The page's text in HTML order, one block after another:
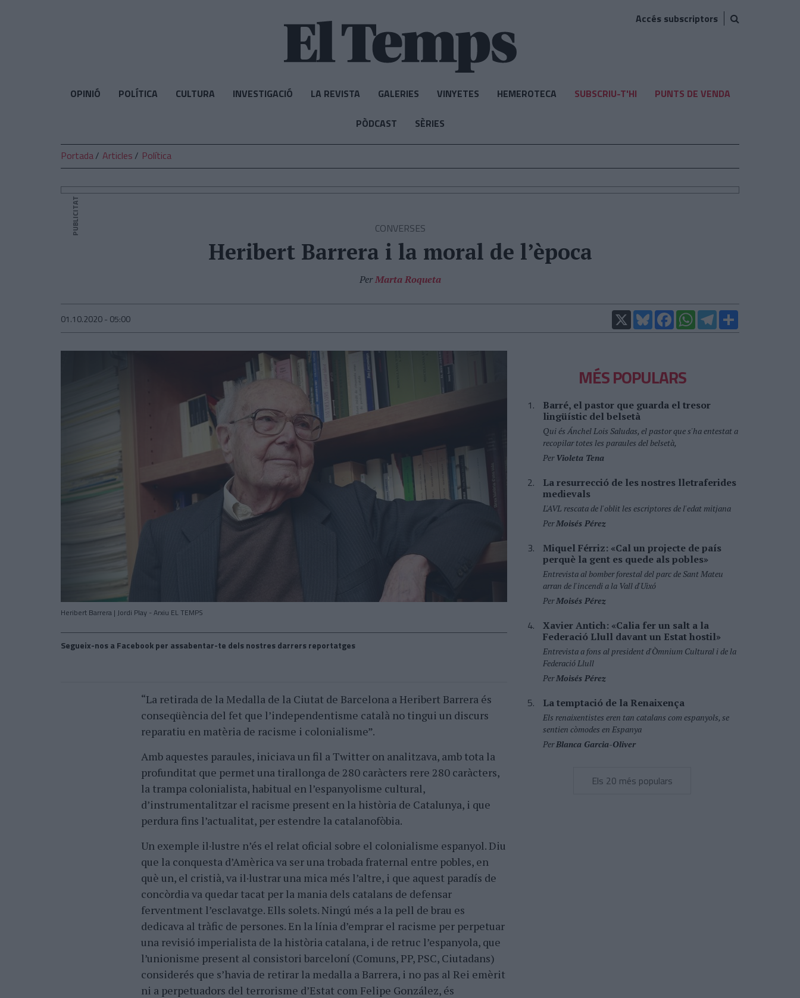
Accés subscriptors
OPINIÓ POLÍTICA CULTURA INVESTIGACIÓ LA REVISTA GALERIES VINYETES HEMEROTECA SUBSCRIU-T'HI PUNTS DE VENDA
PÒDCAST SÈRIES
Portada Articles Política
PUBLICITAT CONVERSES
Heribert Barrera i la moral de l’època
PerMarta Roqueta
01.10.2020 - 05:00 X BlueskyFacebookWhatsAppTelegram
Heribert Barrera | Jordi Play - Arxiu EL TEMPS
Segueix-nos a Facebook per assabentar-te dels nostres darrers reportatges
“La retirada de la Medalla de la Ciutat de Barcelona a Heribert Barrera és
conseqüència del fet que l’independentisme català no tingui un discurs
reparatiu en matèria de racisme i colonialisme”.
Amb aquestes paraules, iniciava un fil a Twitter on analitzava, amb tota la
profunditat que permet una tirallonga de 280 caràcters rere 280 caràcters,
la trampa colonialista, habitual en l’espanyolisme cultural,
d’instrumentalitzar el racisme present en la història de Catalunya, i que
perdura fins l’actualitat, per estendre la catalanofòbia.
Un exemple il·lustre n’és el relat oficial sobre el colonialisme espanyol. Diu
que la conquesta d’Amèrica va ser una trobada fraternal entre pobles, en
què un, el cristià, va il·lustrar una mica més l’altre, i que aquest paradís de
concòrdia va quedar tacat per la mania dels catalans de defensar
ferventment l’esclavatge. Ells solets. Ningú més a la pell de brau es
dedicava al tràfic de persones. En la línia d’emprar el racisme per perpetuar
una revisió imperialista de la història catalana, i de retruc l’espanyola, que
l’unionisme present al consistori barceloní (Comuns, PP, PSC, Ciutadans)
considerés que s’havia de retirar la medalla a Barrera, i no pas al Rei emèrit
ni a perpetuadors del terrorisme d’Estat com Felipe González, és
MÉS POPULARS
Barré, el pastor que guarda el tresor
lingüístic del belsetà
Qui és Ánchel Lois Saludas, el pastor que s'ha entestat a
recopilar totes les paraules del belsetà,
PerVioleta Tena
La resurrecció de les nostres lletraferides
medievals
L'AVL rescata de l'oblit les escriptores de l'edat mitjana
PerMoisés Pérez
Miquel Férriz: «Cal un projecte de país
perquè la gent es quede als pobles»
Entrevista al bomber forestal del parc de Sant Mateu
arran de l'incendi a la Vall d'Uixó
PerMoisés Pérez
Xavier Antich: «Calia fer un salt a la
Federació Llull davant un Estat hostil»
Entrevista a fons al president d'Òmnium Cultural i de la
Federació Llull
PerMoisés Pérez
La temptació de la Renaixença
Els renaixentistes eren tan catalans com espanyols, se
sentien còmodes en Espanya
PerBlanca Garcia-Oliver
Els 20 més populars